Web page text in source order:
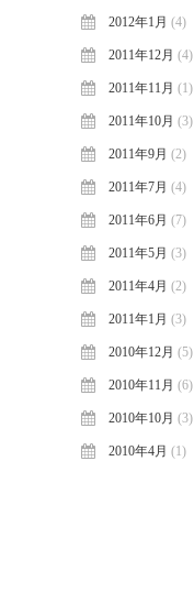
2012年1月 (4)
2011年12月 (4)
2011年11月 (1)
2011年10月 (3)
2011年9月 (2)
2011年7月 (4)
2011年6月 (7)
2011年5月 (3)
2011年4月 (2)
2011年1月 (3)
2010年12月 (5)
2010年11月 (6)
2010年10月 (3)
2010年4月 (1)